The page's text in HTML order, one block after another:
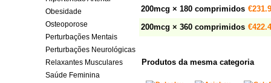
Obesidade
Osteoporose
Perturbações Mentais
Perturbações Neurológicas
Relaxantes Musculares
Saúde Feminina
200mcg × 180 comprimidos
200mcg × 360 comprimidos
Produtos da mesma categoria